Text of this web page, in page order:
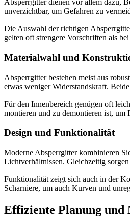
Absperrgitter dienen vor allem dazu,
unverzichtbar, um Gefahren zu
Die Auswahl der richtigen
gelten oft strengere Vorschriften als
Materialwahl und
Absperrgitter bestehen meist aus
etwas weniger Widerstandskraft.
Für den Innenbereich genügen oft
montieren und zu demontieren ist, um
Design und Funktionalität
Moderne Absperrgitter kombinieren
Lichtverhältnissen. Gleichzeitig
Funktionalität zeigt sich auch in der
Scharniere, um auch Kurven und
Effiziente Planung und